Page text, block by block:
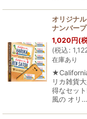
オリジナ
ナンバー
1,020円(
(税込:
在庫あり
リカ雑貨
得なセッ
風の オリ…